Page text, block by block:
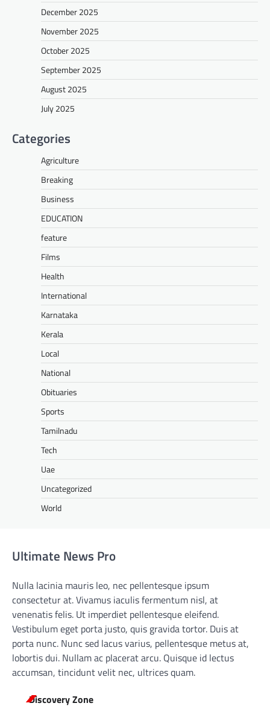
December 2025
November 2025
October 2025
September 2025
August 2025
July 2025
Categories
Agriculture
Breaking
Business
EDUCATION
feature
Films
Health
International
Karnataka
Kerala
Local
National
Obituaries
Sports
Tamilnadu
Tech
Uae
Uncategorized
World
Ultimate News Pro
Nulla lacinia mauris leo, nec pellentesque ipsum
consectetur at. Vivamus iaculis fermentum nisl, at
venenatis felis. Ut imperdiet pellentesque eleifend.
Vestibulum eget porta justo, quis gravida tortor. Duis at
porta nunc. Nunc sed lacus varius, pellentesque metus at,
lobortis dui. Nullam ac placerat arcu. Quisque id lectus
accumsan, tincidunt velit nec, ultrices quam.
Discovery Zone